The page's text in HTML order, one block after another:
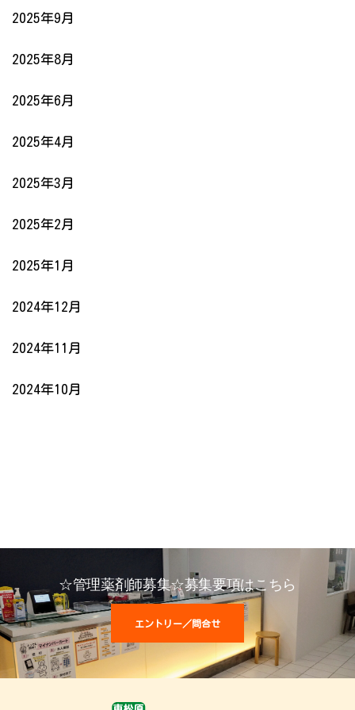
2025年9月
2025年8月
2025年6月
2025年4月
2025年3月
2025年2月
2025年1月
2024年12月
2024年11月
2024年10月
☆管理薬剤師募集☆募集要項はこちら
エントリー／問合せ